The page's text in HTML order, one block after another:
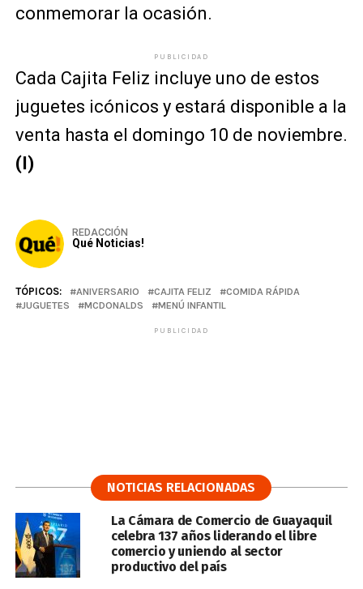
conmemorar la ocasión.
PUBLICIDAD
Cada Cajita Feliz incluye uno de estos
juguetes icónicos y estará disponible a la
venta hasta el domingo 10 de noviembre.
(I)
REDACCIÓN
Qué Noticias!
TÓPICOS: ANIVERSARIO CAJITA FELIZ
COMIDA RÁPIDA
JUGUETES
MCDONALDS MENÚ INFANTIL
PUBLICIDAD
NOTICIAS RELACIONADAS
La Cámara de Comercio de Guayaquil
celebra 137 años liderando el libre
comercio y uniendo al sector
productivo del país